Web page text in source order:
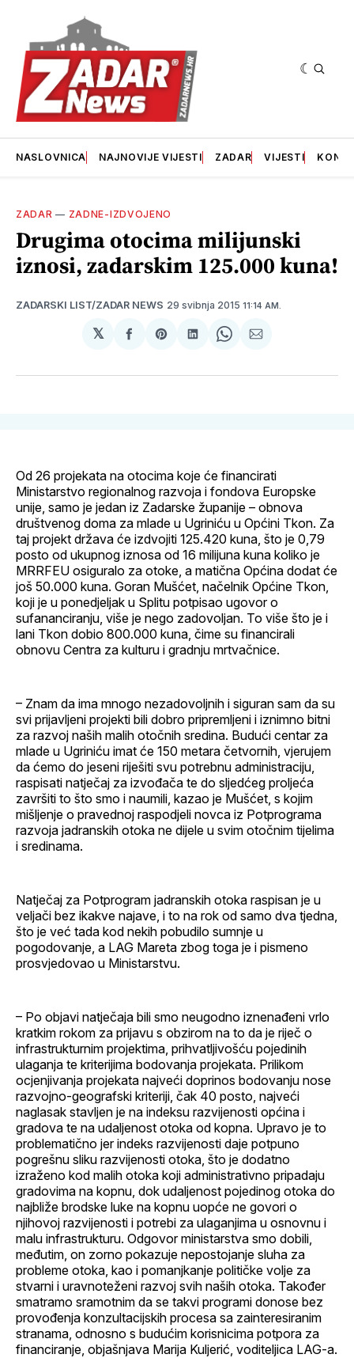
NASLOVNICA NAJNOVIJE VIJESTI ZADAR VIJESTI
ZADAR — ZADNE-IZDVOJENO
Drugima otocima milijunski
iznosi, zadarskim 125.000 kuna!
ZADARSKI LIST/ZADAR NEWS 29 svibnja 2015 11:14 AM.
𝕏
podijeliSharepodijeliSharepodijeli
Od 26 projekata na otocima koje će financirati
Ministarstvo regionalnog razvoja i fondova Europske
unije, samo je jedan iz Zadarske županije – obnova
društvenog doma za mlade u Ugriniću u Općini Tkon. Za
taj projekt država će izdvojiti 125.420 kuna, što je 0,79
posto od ukupnog iznosa od 16 milijuna kuna koliko je
MRRFEU osiguralo za otoke, a matična Općina dodat će
još 50.000 kuna. Goran Mušćet, načelnik Općine Tkon,
koji je u ponedjeljak u Splitu potpisao ugovor o
sufananciranju, više je nego zadovoljan. To više što je i
lani Tkon dobio 800.000 kuna, čime su financirali
obnovu Centra za kulturu i gradnju mrtvačnice.
– Znam da ima mnogo nezadovoljnih i siguran sam da su
svi prijavljeni projekti bili dobro pripremljeni i iznimno bitni
za razvoj naših malih otočnih sredina. Budući centar za
mlade u Ugriniću imat će 150 metara četvornih, vjerujem
da ćemo do jeseni riješiti svu potrebnu administraciju,
raspisati natječaj za izvođača te do sljedćeg proljeća
završiti to što smo i naumili, kazao je Mušćet, s kojim
mišljenje o pravednoj raspodjeli novca iz Potprograma
razvoja jadranskih otoka ne dijele u svim otočnim tijelima
i sredinama.
Natječaj za Potprogram jadranskih otoka raspisan je u
veljači bez ikakve najave, i to na rok od samo dva tjedna,
što je već tada kod nekih pobudilo sumnje u
pogodovanje, a LAG Mareta zbog toga je i pismeno
prosvjedovao u Ministarstvu.
– Po objavi natječaja bili smo neugodno iznenađeni vrlo
kratkim rokom za prijavu s obzirom na to da je riječ o
infrastrukturnim projektima, prihvatljivošću pojedinih
ulaganja te kriterijima bodovanja projekata. Prilikom
ocjenjivanja projekata najveći doprinos bodovanju nose
razvojno-geografski kriteriji, čak 40 posto, najveći
naglasak stavljen je na indeksu razvijenosti općina i
gradova te na udaljenost otoka od kopna. Upravo je to
problematično jer indeks razvijenosti daje potpuno
pogrešnu sliku razvijenosti otoka, što je dodatno
izraženo kod malih otoka koji administrativno pripadaju
gradovima na kopnu, dok udaljenost pojedinog otoka do
najbliže brodske luke na kopnu uopće ne govori o
njihovoj razvijenosti i potrebi za ulaganjima u osnovnu i
malu infrastrukturu. Odgovor ministarstva smo dobili,
međutim, on zorno pokazuje nepostojanje sluha za
probleme otoka, kao i pomanjkanje političke volje za
stvarni i uravnoteženi razvoj svih naših otoka. Također
smatramo sramotnim da se takvi programi donose bez
provođenja konzultacijskih procesa sa zainteresiranim
stranama, odnosno s budućim korisnicima potpora za
financiranje, objašnjava Marija Kuljerić, voditeljica LAG-a.